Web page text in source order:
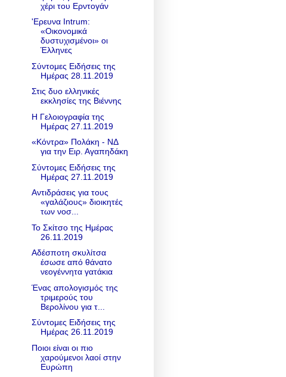
χέρι του Ερντογάν
'Ερευνα Intrum:
«Οικονομικά
δυστυχισμένοι» οι
Έλληνες
Σύντομες Ειδήσεις της
Ημέρας 28.11.2019
Στις δυο ελληνικές
εκκλησίες της Βιέννης
Η Γελοιογραφία της
Ημέρας 27.11.2019
«Κόντρα» Πολάκη - ΝΔ
για την Ειρ. Αγαπηδάκη
Σύντομες Ειδήσεις της
Ημέρας 27.11.2019
Αντιδράσεις για τους
«γαλάζιους» διοικητές
των νοσ...
Το Σκίτσο της Ημέρας
26.11.2019
Αδέσποτη σκυλίτσα
έσωσε από θάνατο
νεογέννητα γατάκια
Ένας απολογισμός της
τριμερούς του
Βερολίνου για τ...
Σύντομες Ειδήσεις της
Ημέρας 26.11.2019
Ποιοι είναι οι πιο
χαρούμενοι λαοί στην
Ευρώπη